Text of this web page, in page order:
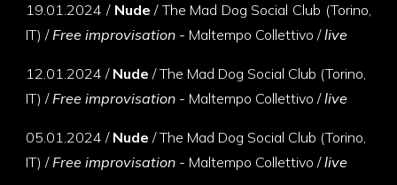
19.01.2024 / Nude / The Mad Dog Social Club (Torino,
IT) /Free improvisation - Maltempo Collettivo /live
12.01.2024 / Nude/ The Mad Dog Social Club (Torino,
IT) /Free improvisation - Maltempo Collettivo /live
05.01.2024 / Nude/ The Mad Dog Social Club (Torino,
IT) /Free improvisation - Maltempo Collettivo /live